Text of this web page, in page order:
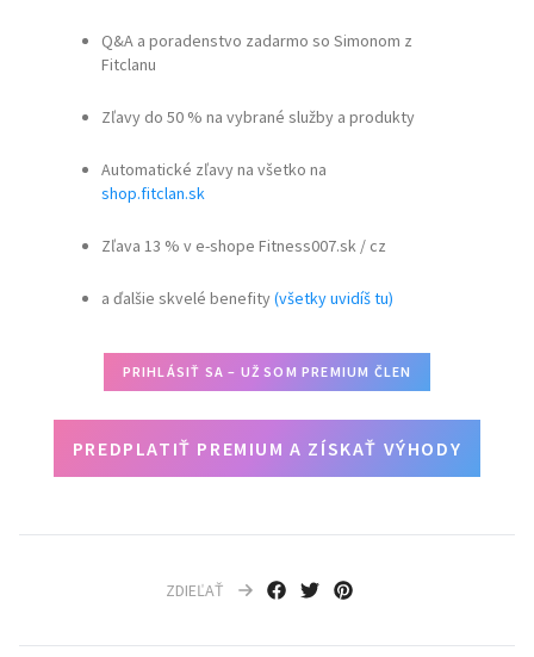
Q&A a poradenstvo zadarmo so Simonom z
Fitclanu
Zľavy do 50 % na vybrané služby a produkty
Automatické zľavy na všetko na
shop.fitclan.sk
Zľava 13 % v e-shope Fitness007.sk / cz
a ďalšie skvelé benefity(všetky uvidíš tu)
PRIHLÁSIŤ SA – UŽ SOM PREMIUM ČLEN
PREDPLATIŤ PREMIUM A ZÍSKAŤ VÝHODY
ZDIEĽAŤ